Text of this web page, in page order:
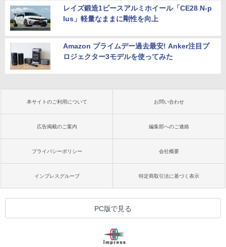
レイズ鍛造1ピースアルミホイール「CE28 N-p
lus」軽量なままに剛性を向上
Amazon プライムデー過去最安! Anker注目プ
ロジェクター3モデルを使ってみた
本サイトのご利用について お問い合わせ
広告掲載のご案内 編集部へのご連絡
プライバシーポリシー 会社概要
インプレスグループ 特定商取引法に基づく表示
PC版で見る